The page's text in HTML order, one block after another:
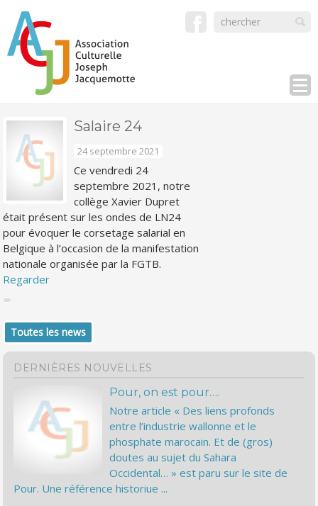
Salaire 24
24 septembre 2021
Ce vendredi 24
septembre 2021, notre
collège Xavier Dupret
était présent sur les ondes de LN24
pour évoquer le corsetage salarial en
Belgique à l’occasion de la manifestation
nationale organisée par la FGTB.
Regarder
Toutes les news
DERNIÈRES NOUVELLES
Pour, on est pour….
Notre article « Des liens profonds
entre l’industrie wallonne et le
phosphate marocain. Et de (gros)
doutes au sujet du Sahara
Occidental… » est paru sur le site de
Pour. Une référence historiue ...